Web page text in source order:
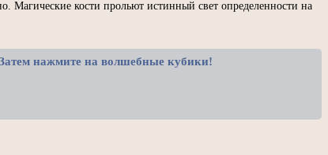
Магические кости прольют истинный свет определенности на
нажмите на волшебные кубики!